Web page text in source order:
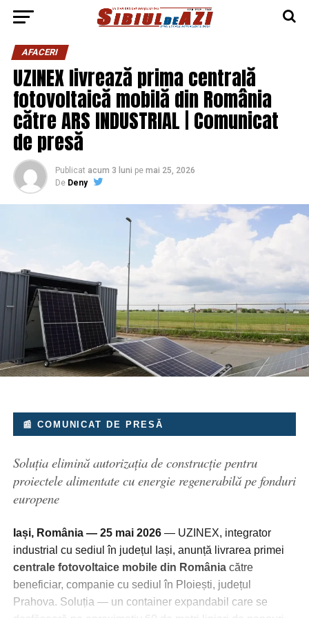
AFACERI
UZINEX livrează prima centrală
fotovoltaică mobilă din România
către ARS INDUSTRIAL | Comunicat
de presă
Publicat acum 3 luni pe mai 25, 2026
De Deny
📰 COMUNICAT DE PRESĂ
Soluția elimină autorizația de construcție pentru
proiectele alimentate cu energie regenerabilă pe fonduri
europene
Iași, România — 25 mai 2026— UZINEX, integrator
industrial cu sediul în județul Iași, anunță livrarea primei
centrale fotovoltaice mobile din Româniacătre
beneficiar, companie cu sediul în Ploiești, județul
Prahova. Soluția — un container expandabil care se